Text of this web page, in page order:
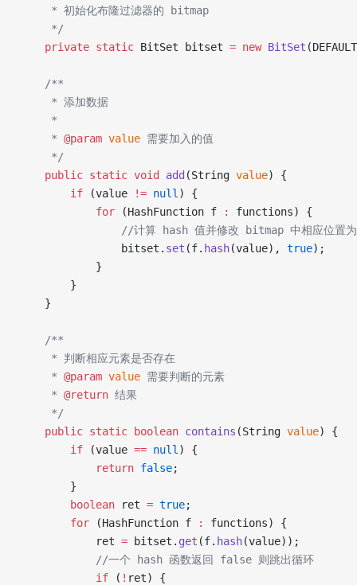
     * 初始化布隆过滤器的 bitmap
     */
    private
static BitSet bitset = new BitSet
    /**
     * 添加数据
     *
     *
@param value 需要加入的值
     */
    public
static void add (String value) {
        if
(value != null) {
            for
(HashFunction f :
functions) {
//计算 hash 值并修改 bitmap 中相应位置
                bitset.
set (f. hash(value), true);
            }
        }
    }
    /**
     * 判断相应元素是否存在
     *
@param value 需要判断的元素
     *
@return 结果
     */
    public
static boolean contains (String value) {
        if
(value == null) {
            return
false;
        }
        boolean
ret = true;
        for
(HashFunction f :
functions) {
            ret
= bitset. get (f. hash(value));
            //一个 hash 函数返回 false 则跳出循环
            if
( ! ret) {